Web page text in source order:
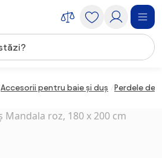
Accesorii pentru baie și duș Perdele de